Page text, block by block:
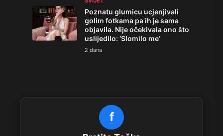
Poznatu glumicu ucjenjivali
golim fotkama pa ih je sama
objavila. Nije očekivala ono što
uslijedilo: ‘Slomilo me‘
2 dana
f